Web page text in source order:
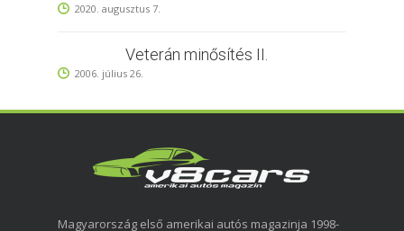
2020. augusztus 7.
Veterán minősítés II.
2006. július 26.
Magyarország első amerikai autós magazinja 1998-